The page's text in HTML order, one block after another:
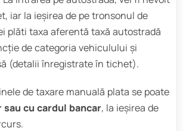
iar la ieșirea de pe tronsonul de
plăti taxa aferentă taxă autostradă
de categoria vehiculului și
(detalii înregistrate în tichet).
de taxare manuală plata se poate
sau cu cardul bancar, la ieșirea de